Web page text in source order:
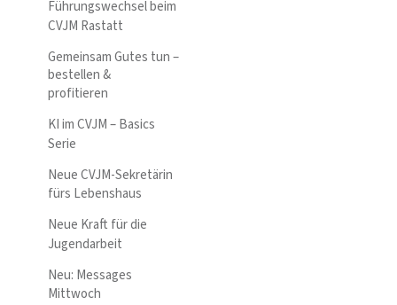
Führungswechsel beim
CVJM Rastatt
Gemeinsam Gutes tun –
bestellen &
profitieren
KI im CVJM – Basics
Serie
Neue CVJM-Sekretärin
fürs Lebenshaus
Neue Kraft für die
Jugendarbeit
Neu: Messages
Mittwoch